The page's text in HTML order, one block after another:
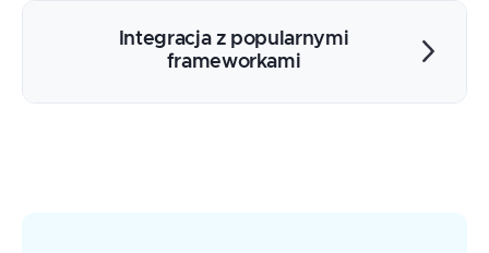
Offline HTML fallback
Proces budowania
Integracja z popularnymi
frameworkami